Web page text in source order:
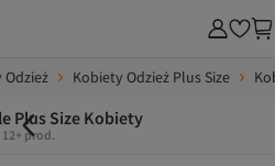
Odzież Kobiety Odzież Plus Size
Plus Size Kobiety
12+ prod.